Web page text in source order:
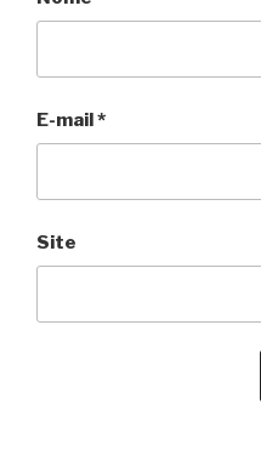
E-mail*
Site